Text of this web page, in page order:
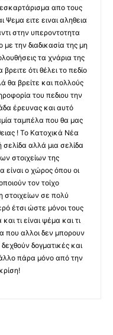
απο τους
Ψεμα ειτε ειναι αληθεια
στην υπεροντοτητα
την διαδικασία της μη
τα χνάρια της
ότι θέλει το πεδίο
θα βρείτε και πολλούς
του πεδιου την
έρευνας και αυτό
ταμπέλα που θα μας
! Το Κατοχικά Νέα
σελίδα αλλά μια σελίδα
στοιχείων της
είναι ο χώρος όπου οι
τον τοίχο
σε πολύ
έτσι ώστε μόνοι τους
τι είναι ψέμα και τι
που αλλοι δεν μπορουν
δογματικές και
πάρα μόνο από την